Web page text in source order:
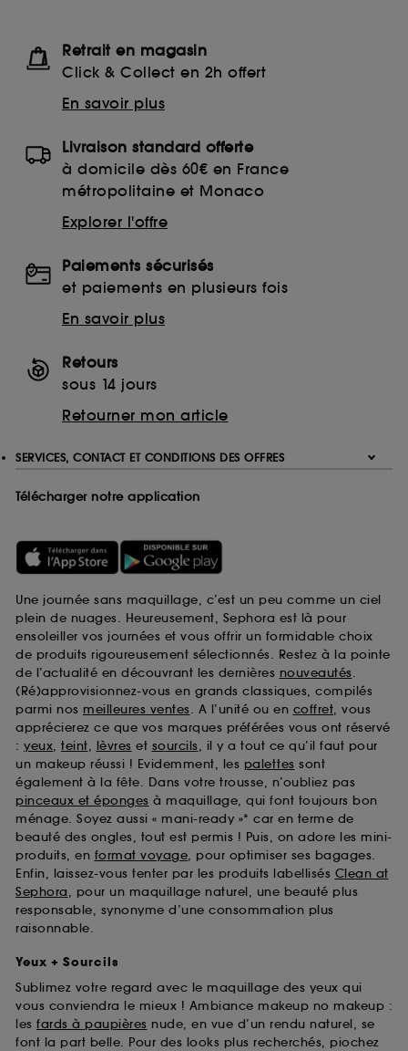
Retrait en magasin
Click & Collect en 2h offert
En savoir plus
Livraison standard offerte
à domicile dès 60€ en France
métropolitaine et Monaco
Explorer l'offre
Paiements sécurisés
et paiements en plusieurs fois
En savoir plus
Retours
sous 14 jours
Retourner mon article
SERVICES, CONTACT ET CONDITIONS DES OFFRES
Télécharger notre application
Une journée sans maquillage, c’est un peu comme un ciel
plein de nuages. Heureusement, Sephora est là pour
ensoleiller vos journées et vous offrir un formidable choix
de produits rigoureusement sélectionnés. Restez à la pointe
de l’actualité en découvrant les dernières nouveautés.
(Ré)approvisionnez-vous en grands classiques, compilés
parmi nos meilleures ventes. A l’unité ou en coffret, vous
apprécierez ce que vos marques préférées vous ont réservé
: yeux, teint, lèvres et sourcils, il y a tout ce qu’il faut pour
un makeup réussi ! Evidemment, les palettes sont
également à la fête. Dans votre trousse, n’oubliez pas
pinceaux et éponges à maquillage, qui font toujours bon
ménage. Soyez aussi « mani-ready »* car en terme de
beauté des ongles, tout est permis ! Puis, on adore les mini-
produits, en format voyage, pour optimiser ses bagages.
Enfin, laissez-vous tenter par les produits labellisés Clean at
Sephora, pour un maquillage naturel, une beauté plus
responsable, synonyme d’une consommation plus
raisonnable.
Yeux + Sourcils
Sublimez votre regard avec le maquillage des yeux qui
vous conviendra le mieux ! Ambiance makeup no makeup :
les fards à paupières nude, en vue d’un rendu naturel, se
font la part belle. Pour des looks plus recherchés, piochez